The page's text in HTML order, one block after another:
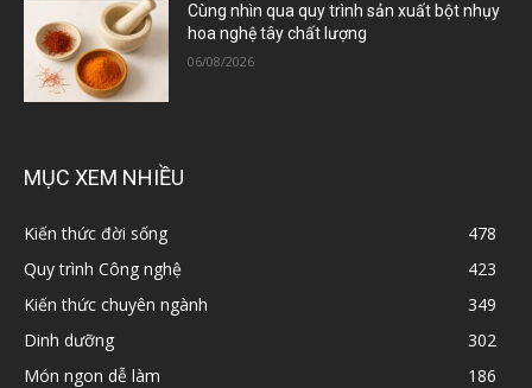
Cùng nhìn qua quy trình sản xuất bột nhụy
hoa nghệ tây chất lượng
06/08/2026
MỤC XEM NHIỀU
Kiến thức đời sống
478
Quy trình Công nghệ
423
Kiến thức chuyên ngành
349
Dinh dưỡng
302
Món ngon dễ làm
186